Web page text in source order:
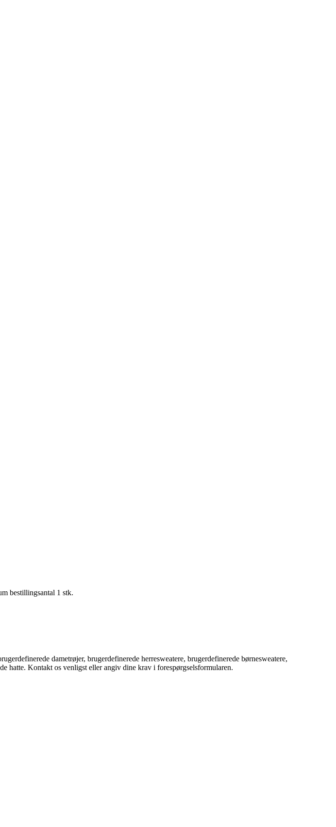
bestillingsantal 1 stk.
dametrøjer, brugerdefinerede herresweatere, brugerdefinerede børnesweatere,
hatte. Kontakt os venligst eller angiv dine krav i forespørgselsformularen.